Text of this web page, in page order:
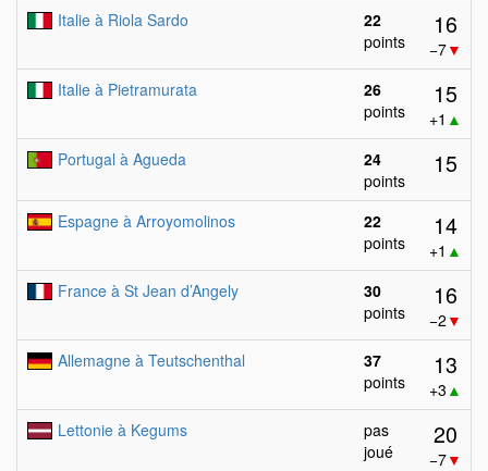
Italie à Riola Sardo
22
points
16
−7▼
Italie à Pietramurata
26
points
15
+1 ▲
Portugal à Agueda
24
points
15
Espagne à Arroyomolinos
22
points
14
+1 ▲
France à St Jean d’Angely
30
points
16
−2 ▼
Allemagne à Teutschenthal
37
points
13
+3 ▲
Lettonie à Kegums
pas
joué
20
−7▼